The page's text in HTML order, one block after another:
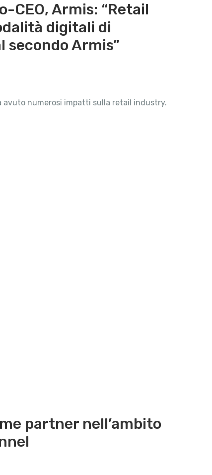
CEO, Armis: “Retail
digitali di
Armis”
avuto numerosi impatti sulla retail industry.
partner nell’ambito